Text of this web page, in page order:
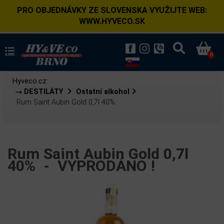
PRO OBJEDNÁVKY ZE SLOVENSKA VYUŽIJTE WEB:
WWW.HYVECO.SK
0
Hyveco.cz:
→ DESTILÁTY
Ostatní alkohol
Rum Saint Aubin Gold 0,7l 40%
Rum Saint Aubin Gold 0,7l
40% - VYPRODÁNO !